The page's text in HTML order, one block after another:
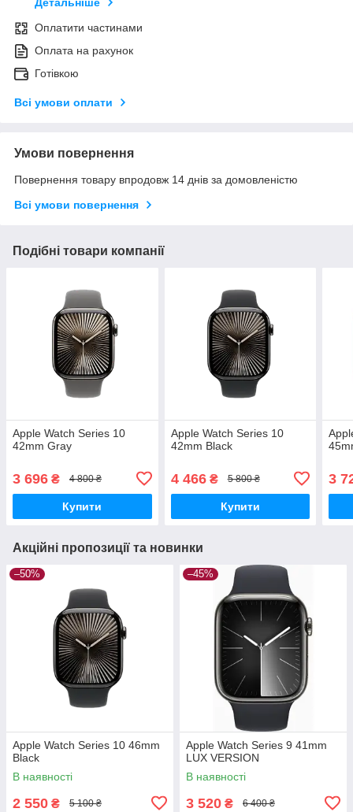
Детальніше
Оплатити частинами
Оплата на рахунок
Готівкою
Всі умови оплати
Умови повернення
Повернення товару впродовж 14 днів за домовленістю
Всі умови повернення
Подібні товари компанії
Apple Watch Series 10
42mm Gray
3 696 ₴ 4 800 ₴
Купити
Apple Watch Series 10
42mm Black
4 466₴ 5 800 ₴
Купити
3
Акційні пропозиції та новинки
–50%
Apple Watch Series 10 46mm
Black
В наявності
2 550 ₴ 5 100 ₴
–45%
Apple Watch Series 9 41mm
LUX VERSION
В наявності
3 520 ₴ 6 400 ₴